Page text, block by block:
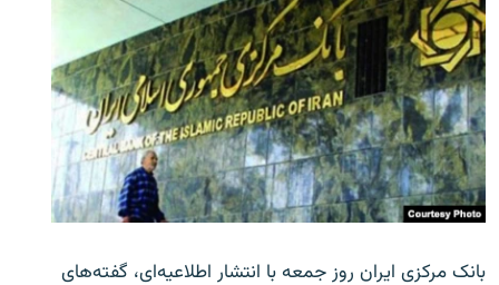
بانک مرکزی ایران روز جمعه با انتشار اطلاعیه‌ای، گفته‌های